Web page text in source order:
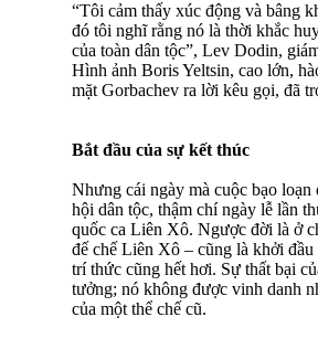
“Tôi cảm thấy xúc động và bâng
đó tôi nghĩ rằng nó là thời khắc
của toàn dân tộc”, Lev Dodin,
Hình ảnh Boris Yeltsin, cao lớn,
mặt Gorbachev ra lời kêu gọi, đã
Bắt đầu của sự kết thúc
Nhưng cái ngày mà cuộc bạo
hội dân tộc, thậm chí ngày lễ lần
quốc ca Liên Xô. Ngược đời là ở
đế chế Liên Xô – cũng là khởi
trí thức cũng hết hơi. Sự thất bại
tưởng; nó không được vinh danh
của một thể chế cũ.